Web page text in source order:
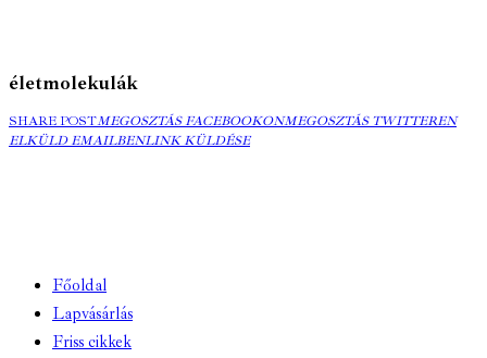
életmolekulák
SHARE POSTMEGOSZTÁS
FACEBOOKON
MEGOSZTÁS FACEBOOKONMEGOSZTÁS
MEGOSZTÁS TWITTEREN
ELKÜLD EMAILBENCOPY
LINK KÜLDÉSE
Főoldal
Lapvásárlás
Friss cikkek